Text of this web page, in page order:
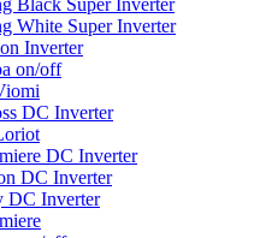
Black Super Inverter
White Super Inverter
Inverter
on/off
DC Inverter
DC Inverter
DC Inverter
DC Inverter